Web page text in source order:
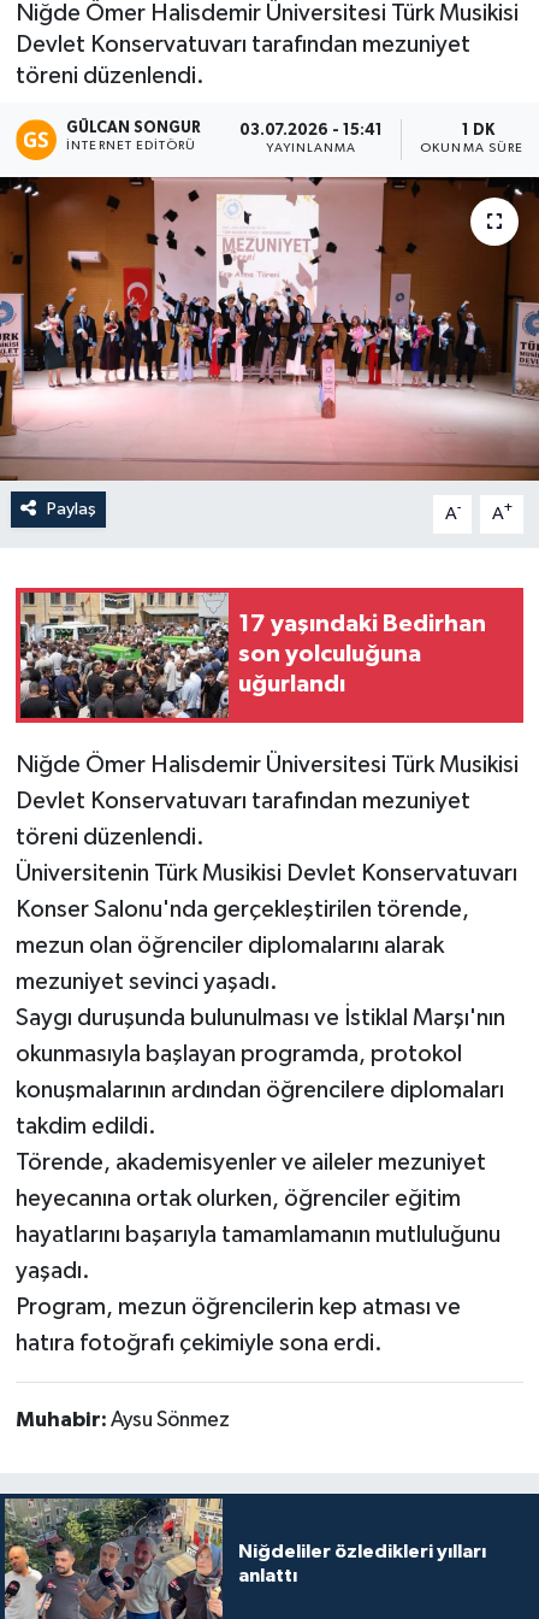
Niğde Ömer Halisdemir Üniversitesi Türk Musikisi
Devlet Konservatuvarı tarafından mezuniyet
töreni düzenlendi.
GÜLCAN SONGUR
İNTERNET EDITÖRÜ
03.07.2026 - 15:41
YAYINLANMA
1 DK
OKUNMA SÜRESI
Paylaş A- A+
17 yaşındaki Bedirhan
son yolculuğuna
uğurlandı
Niğde Ömer Halisdemir Üniversitesi Türk Musikisi
Devlet Konservatuvarı tarafından mezuniyet
töreni düzenlendi.
Üniversitenin Türk Musikisi Devlet Konservatuvarı
Konser Salonu'nda gerçekleştirilen törende,
mezun olan öğrenciler diplomalarını alarak
mezuniyet sevinci yaşadı.
Saygı duruşunda bulunulması ve İstiklal Marşı'nın
okunmasıyla başlayan programda, protokol
konuşmalarının ardından öğrencilere diplomaları
takdim edildi.
Törende, akademisyenler ve aileler mezuniyet
heyecanına ortak olurken, öğrenciler eğitim
hayatlarını başarıyla tamamlamanın mutluluğunu
yaşadı.
Program, mezun öğrencilerin kep atması ve
hatıra fotoğrafı çekimiyle sona erdi.
Muhabir: Aysu Sönmez
Niğdeliler özledikleri yılları
anlattı
Eğitim
Resmi İlan